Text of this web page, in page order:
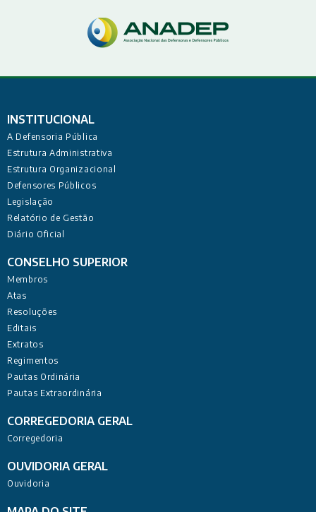
INSTITUCIONAL
A Defensoria Pública
Estrutura Administrativa
Estrutura Organizacional
Defensores Públicos
Legislação
Relatório de Gestão
Diário Oficial
CONSELHO SUPERIOR
Membros
Atas
Resoluções
Editais
Extratos
Regimentos
Pautas Ordinária
Pautas Extraordinária
CORREGEDORIA GERAL
Corregedoria
OUVIDORIA GERAL
Ouvidoria